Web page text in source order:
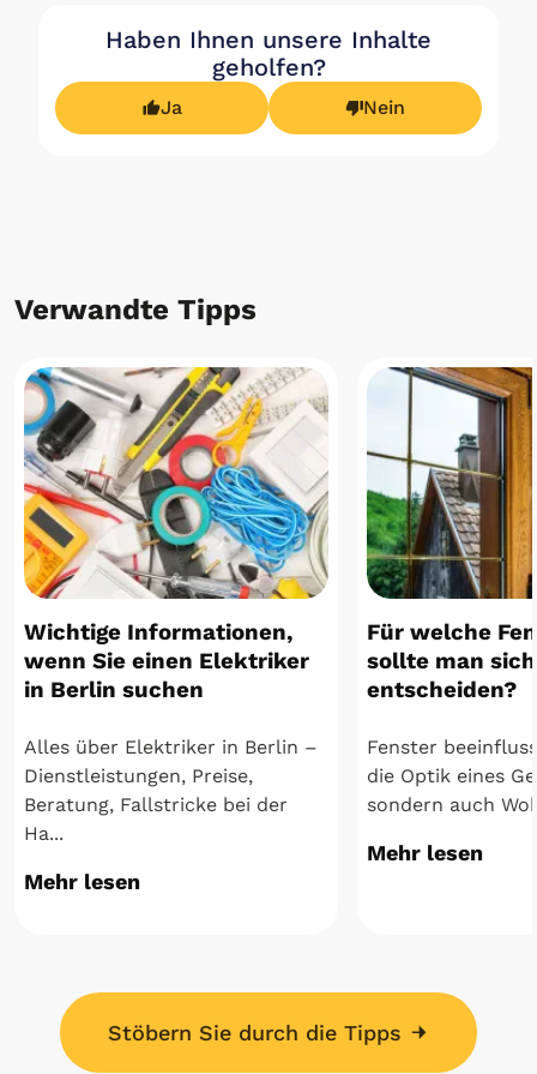
Haben Ihnen unsere Inhalte
geholfen?
Ja Nein
Verwandte Tipps
Wichtige Informationen,
wenn Sie einen Elektriker
in Berlin suchen
Alles über Elektriker in Berlin –
Dienstleistungen, Preise,
Beratung, Fallstricke bei der
Ha...
Mehr lesen
Für welche
sollte man sich
entscheiden?
Fenster
die Optik eines
sondern auch
Mehr lesen
Stöbern Sie durch die Tipps